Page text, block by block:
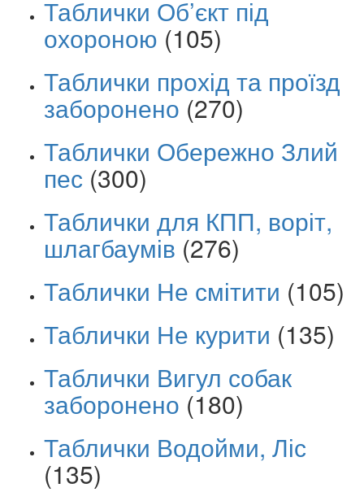
Таблички Об’єкт під
охороною (105)
Таблички прохід та проїзд
заборонено (270)
Таблички Обережно Злий
пес (300)
Таблички для КПП, воріт,
шлагбаумів (276)
Таблички Не смітити (105)
Таблички Не курити (135)
Таблички Вигул собак
заборонено (180)
Таблички Водойми, Ліс
(135)